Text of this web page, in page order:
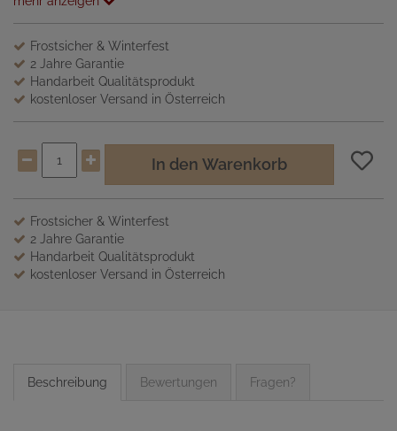
Frostsicher & Winterfest
2 Jahre Garantie
Handarbeit Qualitätsprodukt
kostenloser Versand in Österreich
In den Warenkorb
Frostsicher & Winterfest
2 Jahre Garantie
Handarbeit Qualitätsprodukt
kostenloser Versand in Österreich
Beschreibung Bewertungen Fragen?